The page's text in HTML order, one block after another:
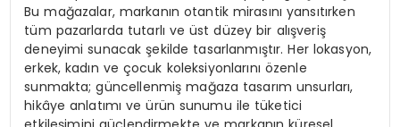
Bu mağazalar, markanın otantik mirasınıyansıtırken
tüm pazarlarda tutarlı veüst düzey bir alışveriş
deneyimi sunacakşekilde tasarlanmıştır. Her lokasyon,
erkek, kadın ve çocuk koleksiyonlarını özenle
sunmakta; güncellenmişmağaza tasarım unsurları,
hikâye anlatımıveürün sunumu ile tüketici